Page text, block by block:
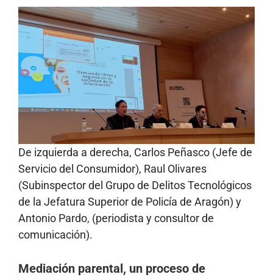
De izquierda a derecha, Carlos Peñasco (Jefe de
Servicio del Consumidor), Raul Olivares
(Subinspector del Grupo de Delitos Tecnológicos
de la Jefatura Superior de Policía de Aragón) y
Antonio Pardo, (periodista y consultor de
comunicación).
Mediación parental, un proceso de